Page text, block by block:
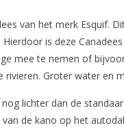
van het merk
is deze
mee te nemen of
Groter water en
lichter dan de
de kano op het